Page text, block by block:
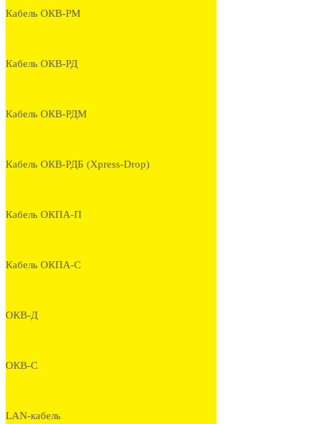
Кабель ОКВ-РМ
Кабель ОКВ-РД
Кабель ОКВ-РДМ
Кабель ОКВ-РДБ (Xpress-Drop)
Кабель ОКПА-П
Кабель ОКПА-С
ОКВ-Д
ОКВ-С
LAN-кабель